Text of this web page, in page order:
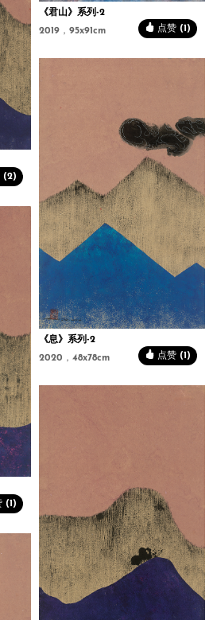
《君山》系列-2
2019，95x91cm
点赞 (1)
(2)
《息》系列-2
2020，48x78cm
点赞 (1)
(1)